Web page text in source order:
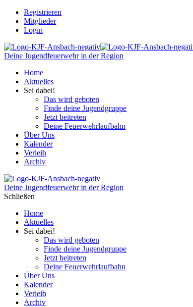
Registrieren
Mitglieder
Login
Deine Jugendfeuerwehr in der Region
Home
Aktuelles
Sei dabei!
Das wird geboten
Finde deine Jugendgruppe
Jetzt beitreten
Deine Feuerwehrlaufbahn
Über Uns
Kalender
Verleih
Archiv
Deine Jugendfeuerwehr in der Region
Schließen
Home
Aktuelles
Sei dabei!
Das wird geboten
Finde deine Jugendgruppe
Jetzt beitreten
Deine Feuerwehrlaufbahn
Über Uns
Kalender
Verleih
Archiv